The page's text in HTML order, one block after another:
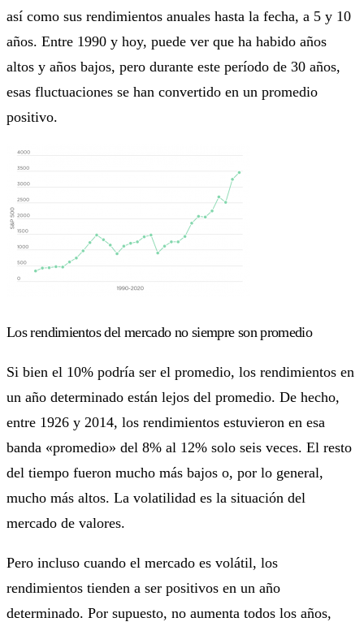
así como sus rendimientos anuales hasta la fecha, a 5 y 10
años. Entre 1990 y hoy, puede ver que ha habido años
altos y años bajos, pero durante este período de 30 años,
esas fluctuaciones se han convertido en un promedio
positivo.
Los rendimientos del mercado no siempre son promedio
Si bien el 10% podría ser el promedio, los rendimientos en
un año determinado están lejos del promedio. De hecho,
entre 1926 y 2014, los rendimientos estuvieron en esa
banda «promedio» del 8% al 12% solo seis veces. El resto
del tiempo fueron mucho más bajos o, por lo general,
mucho más altos. La volatilidad es la situación del
mercado de valores.
Pero incluso cuando el mercado es volátil, los
rendimientos tienden a ser positivos en un año
determinado. Por supuesto, no aumenta todos los años,